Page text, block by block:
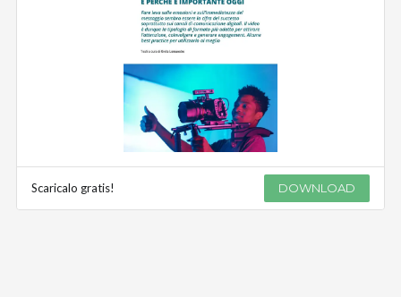
Scaricalo gratis! DOWNLOAD